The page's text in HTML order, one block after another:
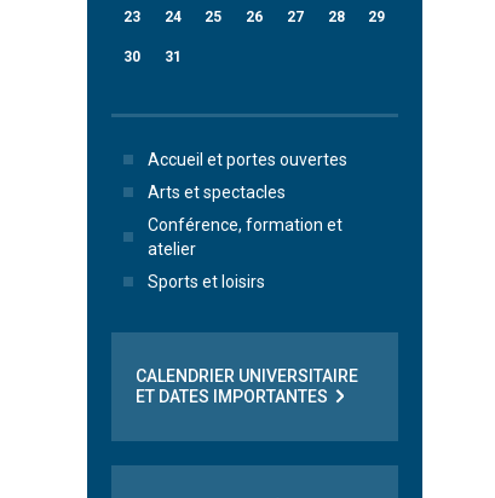
23 24 25 26 27 28 29
30 31
Accueil et portes ouvertes
Arts et spectacles
Conférence, formation et
atelier
Sports et loisirs
CALENDRIER UNIVERSITAIRE
ET DATES IMPORTANTES